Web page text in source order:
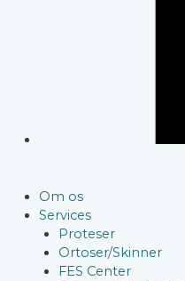
Om os
Services
Proteser
Ortoser/Skinner
FES Center